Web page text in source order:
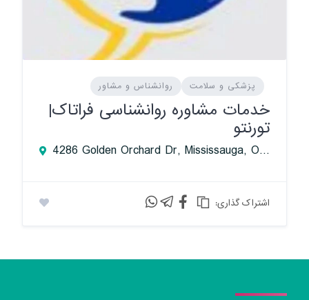
پزشکی و سلامت روانشناس و مشاور
خدمات مشاوره روانشناسی فراتاک|
تورنتو
4286 Golden Orchard Dr, Mississauga, ON L4W 3G3, Canada
:اشتراک گذاری